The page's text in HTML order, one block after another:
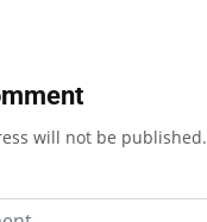
will not be published.